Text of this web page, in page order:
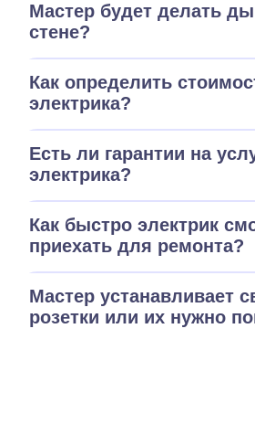
Мастер будет делать
стене?
Как определить
электрика?
Есть ли гарантии на
электрика?
Как быстро электрик
приехать для ремонта?
Мастер устанавливает
розетки или их нужно